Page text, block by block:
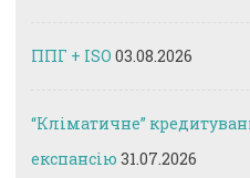
ППГ + ISO 03.08.2026
“Кліматичне”
експансію 31.07.2026